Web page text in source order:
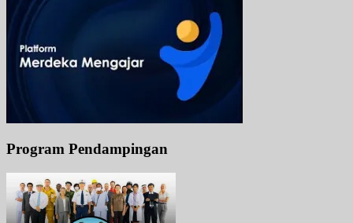
Program Pendampingan